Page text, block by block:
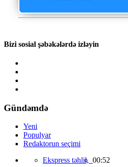
Bizi sosial şəbəkələrdə izləyin
Gündəmdə
Yeni
Populyar
Redaktorun seçimi
Ekspress təhlil, 00:52